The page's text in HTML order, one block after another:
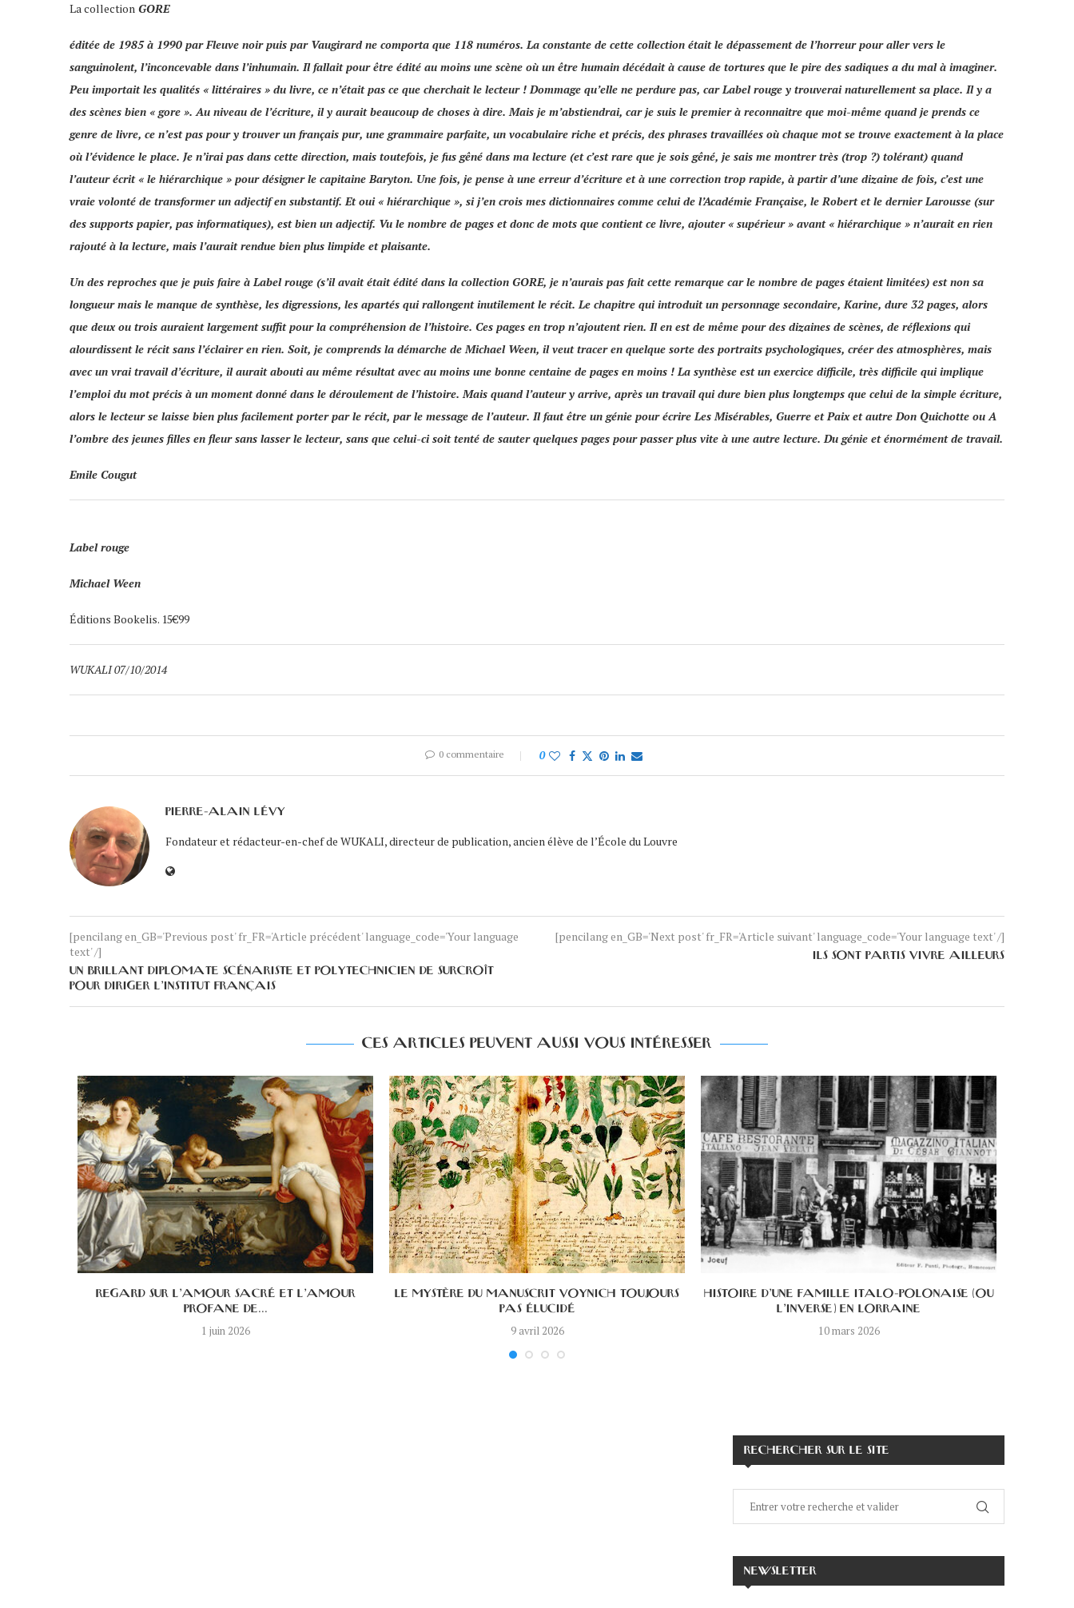
La collection GORE
éditée de 1985 à 1990 parFleuve noirpuis par Vaugirardne comporta que 118 numéros. La constante de cette collection était le dépassement de l’horreur pour aller vers le
sanguinolent, l’inconcevable dans l’inhumain. Il fallait pour être édité au moins une scène où un être humain décédait à cause de tortures que le pire des sadiques a du mal à imaginer.
Peu importait les qualités « littéraires » du livre, ce n’était pas ce que cherchait le lecteur ! Dommage qu’elle ne perdure pas, carLabel rouge y trouverai naturellement sa place. Il y a
des scènes bien « gore ». Au niveau de l’écriture, il y aurait beaucoup de choses à dire. Mais je m’abstiendrai, car je suis le premier à reconnaitre que moi-même quand je prends ce
genre de livre, ce n’est pas pour y trouver un français pur, une grammaire parfaite, un vocabulaire riche et précis, des phrases travaillées où chaque mot se trouve exactement à la place
où l’évidence le place. Je n’irai pas dans cette direction, mais toutefois, je fus gêné dans ma lecture (et c’est rare que je sois gêné, je sais me montrer très (trop ?) tolérant) quand
l’auteur écrit « le hiérarchique » pour désigner le capitaine Baryton. Une fois, je pense à une erreur d’écriture et à une correction trop rapide, à partir d’une dizaine de fois, c’est une
vraie volonté de transformer un adjectif en substantif. Et oui « hiérarchique », si j’en crois mes dictionnaires comme celui de l’Académie Française, leRobertet le dernierLarousse (sur
des supports papier, pas informatiques), est bien un adjectif. Vu le nombre de pages et donc de mots que contient ce livre, ajouter « supérieur » avant « hiérarchique » n’aurait en rien
rajouté à la lecture, mais l’aurait rendue bien plus limpide et plaisante.
Un des reproches que je puis faire àLabel rouge (s’il avait était édité dans la collection GORE, je n’aurais pas fait cette remarque car le nombre de pages étaient limitées) est non sa
longueur mais le manque de synthèse, les digressions, les apartés qui rallongent inutilement le récit. Le chapitre qui introduit un personnage secondaire, Karine, dure 32 pages, alors
que deux ou trois auraient largement suffit pour la compréhension de l’histoire. Ces pages en trop n’ajoutent rien. Il en est de même pour des dizaines de scènes, de réflexions qui
alourdissent le récit sans l’éclairer en rien. Soit, je comprends la démarche deMichael Ween, il veut tracer en quelque sorte des portraits psychologiques, créer des atmosphères, mais
avec un vrai travail d’écriture, il aurait abouti au même résultat avec au moins une bonne centaine de pages en moins ! La synthèse est un exercice difficile, très difficile qui implique
l’emploi du mot précis à un moment donné dans le déroulement de l’histoire. Mais quand l’auteur y arrive, après un travail qui dure bien plus longtemps que celui de la simple écriture,
alors le lecteur se laisse bien plus facilement porter par le récit, par le message de l’auteur. Il faut être un génie pour écrireLes Misérables, Guerre et Paixet autreDon Quichotte ouA
l’ombre des jeunes filles en fleursans lasser le lecteur, sans que celui-ci soit tenté de sauter quelques pages pour passer plus vite à une autre lecture. Du génie et énormément de travail.
Emile Cougut
Label rouge
Michael Ween
Éditions Bookelis. 15€99
WUKALI 07/10/2014
0 commentaire 0
PIERRE-ALAIN LÉVY
Fondateur et rédacteur-en-chef de WUKALI, directeur de publication, ancien élève de l’École du Louvre
[pencilang en_GB='Previous post' fr_FR='Article précédent' language_code='Your language
text' /]
UN BRILLANT DIPLOMATE SCÉNARISTE ET POLYTECHNICIEN DE SURCROÎT
POUR DIRIGER L’INSTITUT FRANÇAIS
[pencilang en_GB='Next post' fr_FR='Article suivant' language_code='Your language text' /]
ILS SONT PARTIS VIVRE AILLEURS
CES ARTICLES PEUVENT AUSSI VOUS INTÉRESSER
REGARD SUR L’AMOUR SACRÉ ET L’AMOUR
PROFANE DE...
1 juin 2026
LE MYSTÈRE DU MANUSCRIT VOYNICH TOUJOURS
PAS ÉLUCIDÉ
9 avril 2026
HISTOIRE D’UNE FAMILLE ITALO-POLONAISE (OU
L’INVERSE) EN LORRAINE
10 mars 2026
RECHERCHER SUR LE SITE
NEWSLETTER